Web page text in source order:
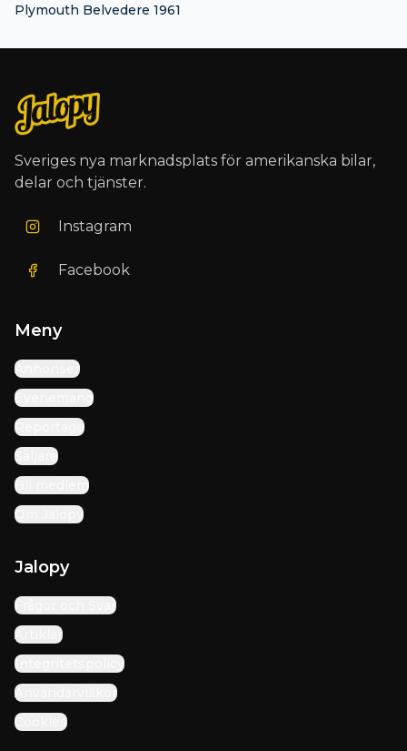
Plymouth Belvedere 1961
Sveriges nya marknadsplats för amerikanska bilar,
delar och tjänster.
Instagram
Facebook
Meny
Annonser
Evenemang
Reportage
Säljare
Bli medlem
Om Jalopy
Jalopy
Frågor och Svar
Artiklar
Integritetspolicy
Användarvillkor
Cookies